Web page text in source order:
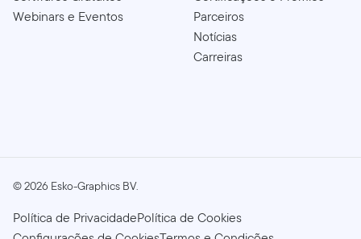
Webinars e Eventos
Parceiros
Notícias
Carreiras
©2026 Esko-Graphics BV.
Política de PrivacidadePolítica de Cookies